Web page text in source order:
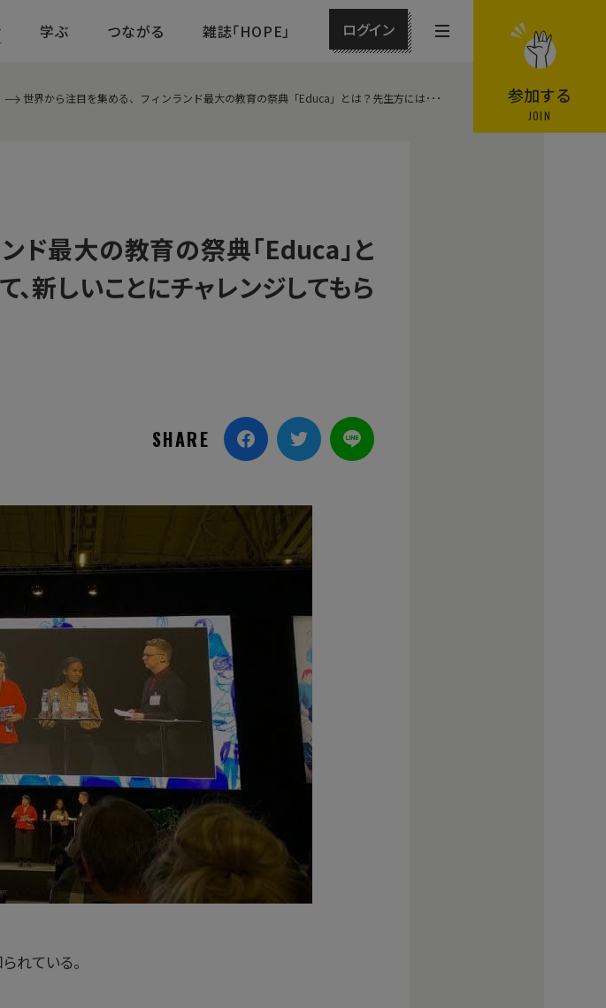
学ぶ つながる 雑誌「HOPE」 ログイン
メ
ュ
参加する
JOIN
世界から注目を集める、フィンランド最大の教育の祭典「Educa」とは？先生方には･･･
ド最大の教育の祭典「Educa」と
新しいことにチャレンジしてもら
SHARE
れている。